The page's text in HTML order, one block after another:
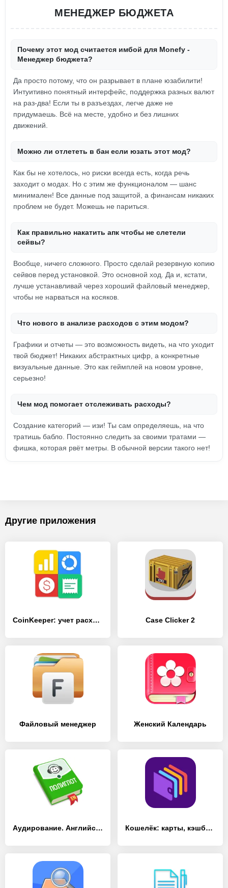
МЕНЕДЖЕР БЮДЖЕТА
Почему этот мод считается имбой для Monefy -
Менеджер бюджета?
Да просто потому, что он разрывает в плане юзабилити!
Интуитивно понятный интерфейс, поддержка разных валют
на раз-два! Если ты в разъездах, легче даже не
придумаешь. Всё на месте, удобно и без лишних
движений.
Можно ли отлететь в бан если юзать этот мод?
Как бы не хотелось, но риски всегда есть, когда речь
заходит о модах. Но с этим же функционалом — шанс
минимален! Все данные под защитой, а финансам никаких
проблем не будет. Можешь не париться.
Как правильно накатить апк чтобы не слетели
сейвы?
Вообще, ничего сложного. Просто сделай резервную копию
сейвов перед установкой. Это основной ход. Да и, кстати,
лучше устанавливай через хороший файловый менеджер,
чтобы не нарваться на косяков.
Что нового в анализе расходов с этим модом?
Графики и отчеты — это возможность видеть, на что уходит
твой бюджет! Никаких абстрактных цифр, а конкретные
визуальные данные. Это как геймплей на новом уровне,
серьезно!
Чем мод помогает отслеживать расходы?
Создание категорий — изи! Ты сам определяешь, на что
тратишь бабло. Постоянно следить за своими тратами —
фишка, которая рвёт метры. В обычной версии такого нет!
Другие приложения
CoinKeeper: учет расходов Case Clicker 2
Файловый менеджер Женский Календарь
Аудирование. Английский язык Кошелёк: карты, кэшбэк, оплата